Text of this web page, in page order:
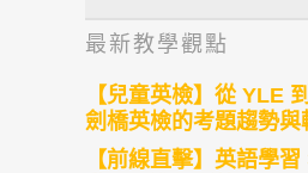
最新教學觀點
【兒童英檢】從 YLE
劍橋英檢的考題趨勢與
【前線直擊】英語學